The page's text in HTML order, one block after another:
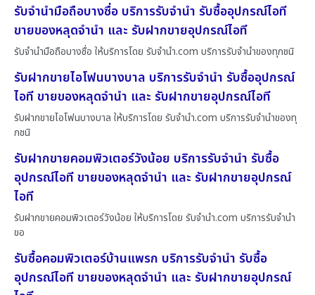
รับจำนำมือถือบางซื่อ บริการรับจำนำ รับซื้ออุปกรณ์ไอที
ขายของหลุดจำนำ และ รับฝากขายอุปกรณ์ไอที
รับจำนำมือถือบางซื่อ ให้บริการโดย รับจํานํา.com บริการรับจำนำของทุกชนิ
รับฝากขายไอโฟนบางบาล บริการรับจำนำ รับซื้ออุปกรณ์
ไอที ขายของหลุดจำนำ และ รับฝากขายอุปกรณ์ไอที
รับฝากขายไอโฟนบางบาล ให้บริการโดย รับจํานํา.com บริการรับจำนำของทุ
กชนิ
รับฝากขายคอมพิวเตอร์วังน้อย บริการรับจำนำ รับซื้อ
อุปกรณ์ไอที ขายของหลุดจำนำ และ รับฝากขายอุปกรณ์
ไอที
รับฝากขายคอมพิวเตอร์วังน้อย ให้บริการโดย รับจํานํา.com บริการรับจำนำ
ขอ
รับซื้อคอมพิวเตอร์บ้านแพรก บริการรับจำนำ รับซื้อ
อุปกรณ์ไอที ขายของหลุดจำนำ และ รับฝากขายอุปกรณ์